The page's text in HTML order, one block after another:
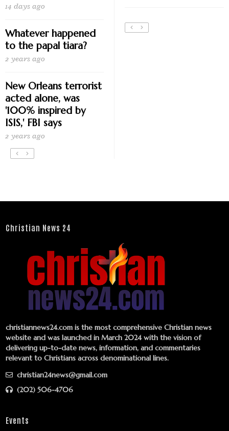
14 days ago
Whatever happened
to the papal tiara?
2 years ago
New Orleans terrorist
acted alone, was
'100% inspired by
ISIS,' FBI says
2 years ago
Christian News 24
christiannews24.com is the most comprehensive Christian news
website and was launched in March 2024 with the vision of
delivering up-to-date news, information, and commentaries
relevant to Christians across denominational lines.
christian24news@gmail.com
(202) 506-4706
Events